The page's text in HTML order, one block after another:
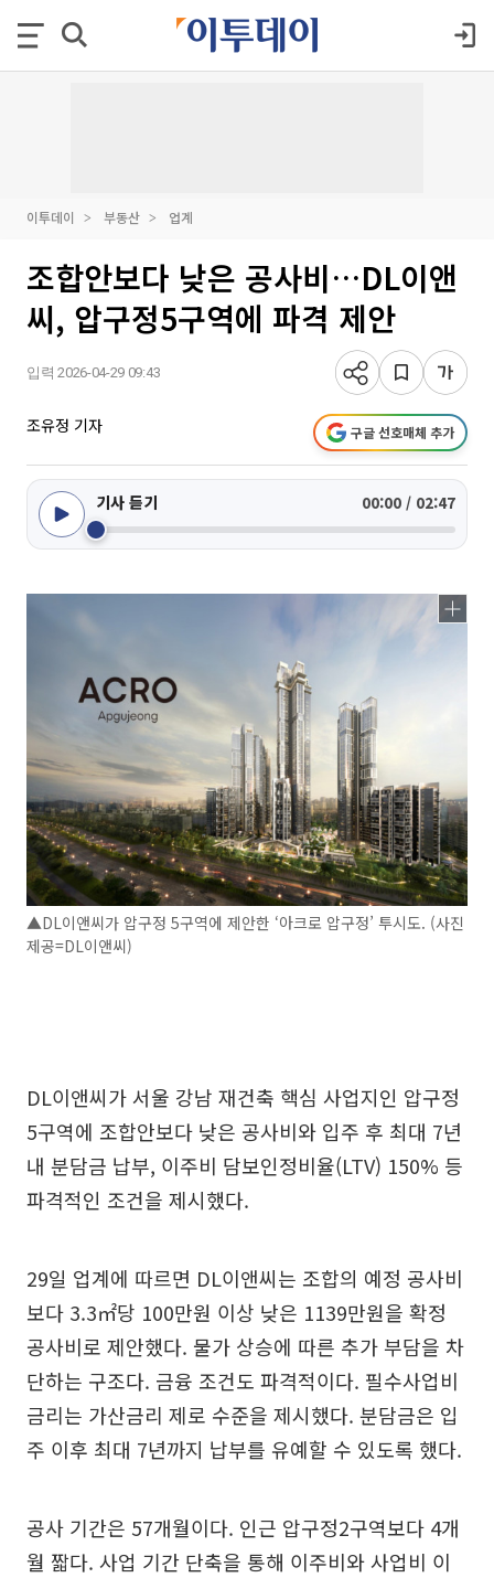
이투데이 부동산 업계
조합안보다 낮은 공사비…DL이앤
씨, 압구정5구역에 파격 제안
입력 2026-04-29 09:43
조유정 기자 구글 선호매체 추가
기사 듣기 00:00 / 02:47
▲DL이앤씨가 압구정 5구역에 제안한 ‘아크로 압구정’ 투시도. (사진
제공=DL이앤씨)
DL이앤씨가 서울 강남 재건축 핵심 사업지인 압구정
5구역에 조합안보다 낮은 공사비와 입주 후 최대 7년
내 분담금 납부, 이주비 담보인정비율(LTV) 150% 등
파격적인 조건을 제시했다.
29일 업계에 따르면 DL이앤씨는 조합의 예정 공사비
보다 3.3㎡당 100만원 이상 낮은 1139만원을 확정
공사비로 제안했다. 물가 상승에 따른 추가 부담을 차
단하는 구조다. 금융 조건도 파격적이다. 필수사업비
금리는 가산금리 제로 수준을 제시했다. 분담금은 입
주 이후 최대 7년까지 납부를 유예할 수 있도록 했다.
공사 기간은 57개월이다. 인근 압구정2구역보다 4개
월 짧다. 사업 기간 단축을 통해 이주비와 사업비 이